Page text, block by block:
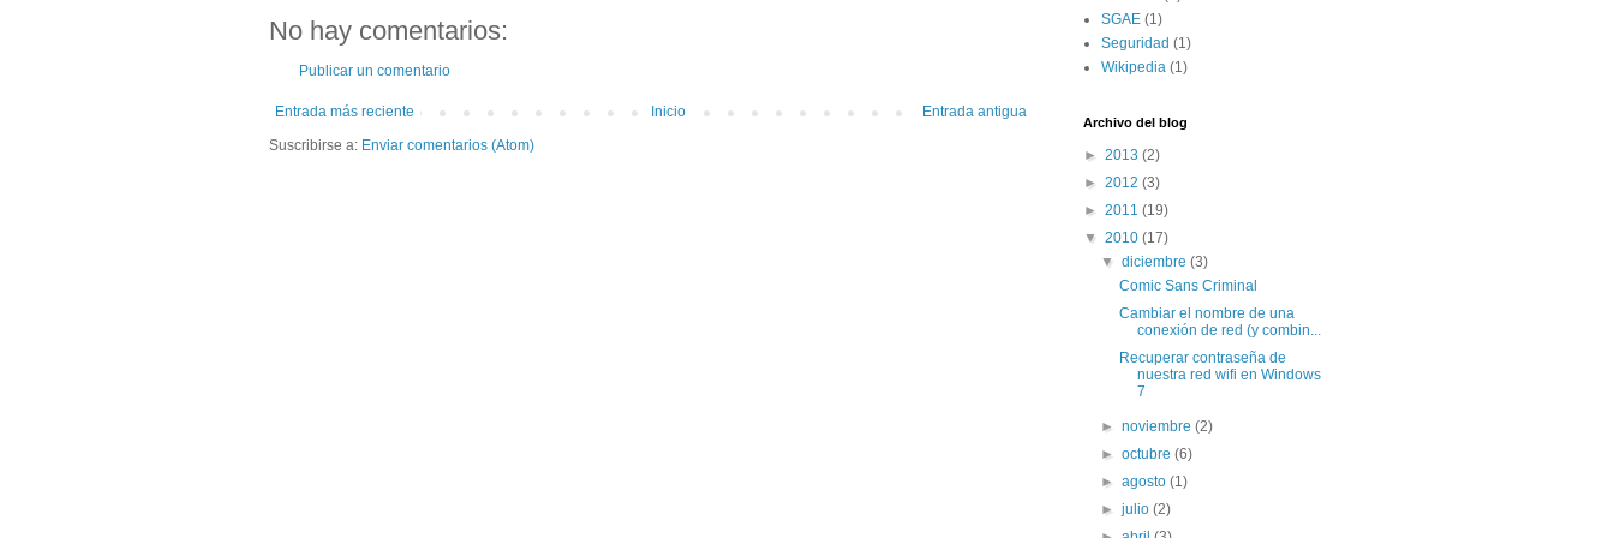
No hay comentarios:
Publicar un comentario
Entrada más reciente Entrada antigua
Inicio
Suscribirse a: Enviar comentarios (Atom)
SGAE (1)
Seguridad (1)
Wikipedia (1)
Archivo del blog
► 2013 (2)
► 2012 (3)
► 2011 (19)
▼ 2010 (17)
▼diciembre(3)
Comic Sans Criminal
Cambiar el nombre de una
conexión de red (y combin...
Recuperar contraseña de
nuestra red wifi en Windows
7
►noviembre(2)
►octubre(6)
►agosto(1)
►julio(2)